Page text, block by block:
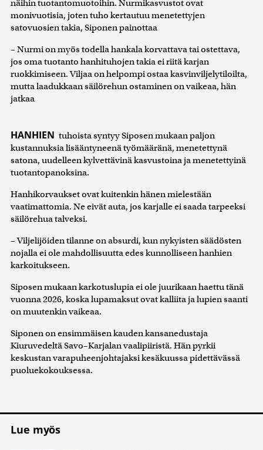
näihin tuotantomuotoihin. Nurmikasvustot ovat
monivuotisia, joten tuho kertautuu menetettyjen
satovuosien takia, Siponen painottaa
– Nurmi on myös todella hankala korvattava tai ostettava,
jos oma tuotanto hanhituhojen takia ei riitä karjan
ruokkimiseen. Viljaa on helpompi ostaa kasvinviljelytiloilta,
mutta laadukkaan säilörehun ostaminen on vaikeaa, hän
jatkaa
HANHIEN tuhoista syntyy Siposen mukaan paljon
kustannuksia lisääntyneenä työmääränä, menetettynä
satona, uudelleen kylvettävinä kasvustoina ja menetettyinä
tuotantopanoksina.
Hanhikorvaukset ovat kuitenkin hänen mielestään
vaatimattomia. Ne eivät auta, jos karjalle ei saada tarpeeksi
säilörehua talveksi.
– Viljelijöiden tilanne on absurdi, kun nykyisten säädösten
nojalla ei ole mahdollisuutta edes kunnolliseen hanhien
karkoitukseen.
Siposen mukaan karkotuslupia ei ole juurikaan haettu tänä
vuonna 2026, koska lupamaksut ovat kalliita ja lupien saanti
on muutenkin vaikeaa.
Siponen on ensimmäisen kauden kansanedustaja
Kiuruvedeltä Savo–Karjalan vaalipiiristä. Hän pyrkii
keskustan varapuheenjohtajaksi kesäkuussa pidettävässä
puoluekokouksessa.
Lue myös